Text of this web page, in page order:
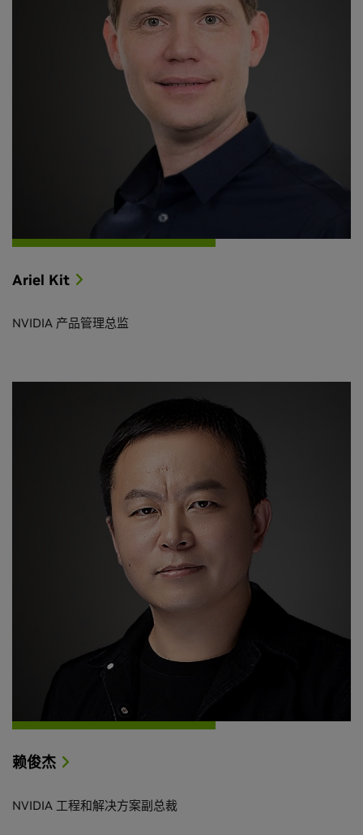
Ariel Kit
NVIDIA 产品管理总监
赖俊杰
NVIDIA 工程和解决方案副总裁